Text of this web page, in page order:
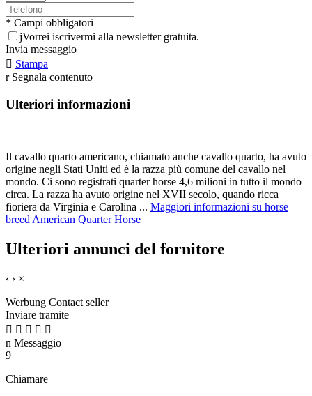
* Campi obbligatori
jVorrei iscrivermi alla newsletter gratuita.
Invia messaggio
 Stampa
r Segnala contenuto
Ulteriori informazioni
Il cavallo quarto americano, chiamato anche cavallo quarto, ha avuto
origine negli Stati Uniti ed è la razza più comune del cavallo nel
mondo. Ci sono registrati quarter horse 4,6 milioni in tutto il mondo
circa. La razza ha avuto origine nel XVII secolo, quando ricca
fioriera da Virginia e Carolina ... Maggiori informazioni su horse
breed American Quarter Horse
Ulteriori annunci del fornitore
‹ › ×
Werbung Contact seller
Inviare tramite
    
n Messaggio
9
Chiamare